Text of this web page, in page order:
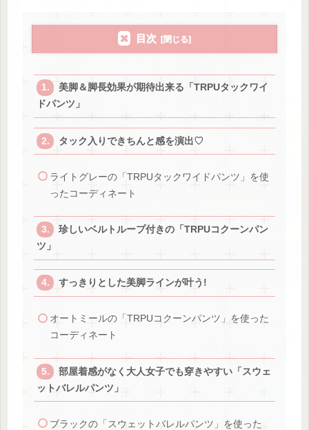
目次
美脚＆脚長効果が期待出来る「TRPUタックワイ
ドパンツ」
タック入りできちんと感を演出♡
ライトグレーの「TRPUタックワイドパンツ」を使
ったコーディネート
珍しいベルトループ付きの「TRPUコクーンパン
ツ」
すっきりとした美脚ラインが叶う!
オートミールの「TRPUコクーンパンツ」を使った
コーディネート
部屋着感がなく大人女子でも穿きやすい「スウェ
ットバレルパンツ」
ブラックの「スウェットバレルパンツ」を使った